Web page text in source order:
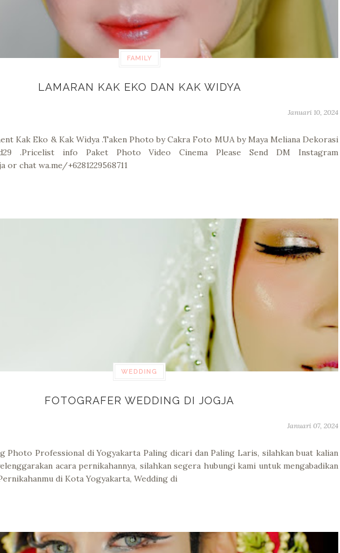
FAMILY
LAMARAN KAK EKO DAN KAK WIDYA
Januari 10, 2024
Kak Eko & Kak Widya .Taken Photo by Cakra Foto MUA by Maya Meliana Dekorasi
.Pricelist info Paket Photo Video Cinema Please Send DM Instagram
or chat wa.me/+6281229568711
WEDDING
FOTOGRAFER WEDDING DI JOGJA
Januari 07, 2024
Photo Professional di Yogyakarta Paling dicari dan Paling Laris, silahkan buat kalian
acara pernikahannya, silahkan segera hubungi kami untuk mengabadikan
di Kota Yogyakarta, Wedding di